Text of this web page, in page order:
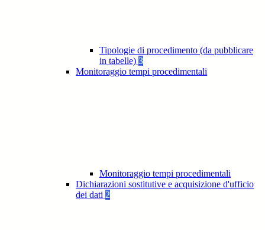
Tipologie di procedimento (da pubblicare
in tabelle) 3
Monitoraggio tempi procedimentali
Monitoraggio tempi procedimentali
Dichiarazioni sostitutive e acquisizione d'ufficio
dei dati 2